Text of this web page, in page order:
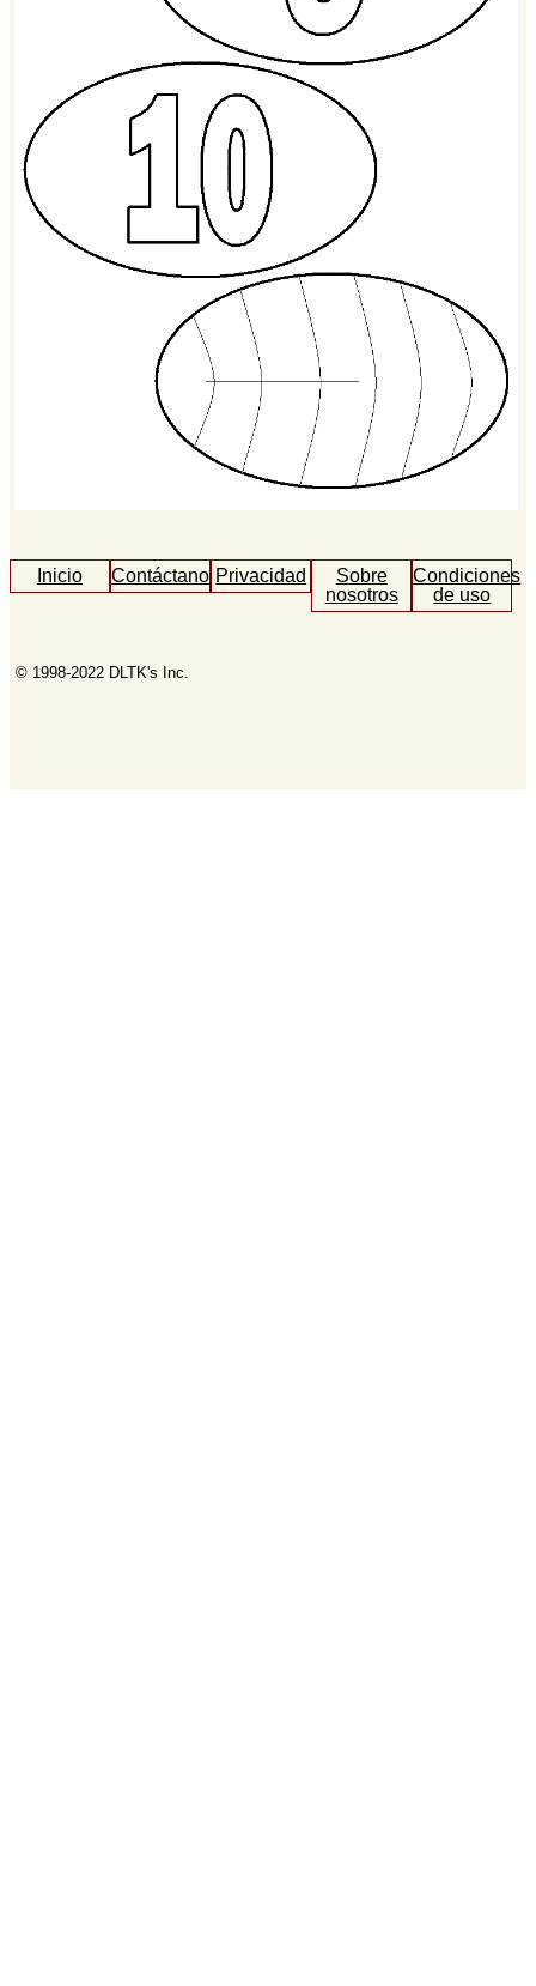
Inicio ContáctanosPrivacidad
Sobre
nosotros
Condiciones
de uso
© 1998-2022 DLTK's Inc.